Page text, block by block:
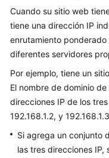
Zonas
privadas
Conjuntos
registros
Registros
de
Cuando su sitio web
tiene una dirección IP
enrutamiento
diferentes servidores
Por ejemplo, tiene un
El nombre de dominio
direcciones IP de los
192.168.1.2, y
Si agrega un conjunto
las tres direcciones IP,